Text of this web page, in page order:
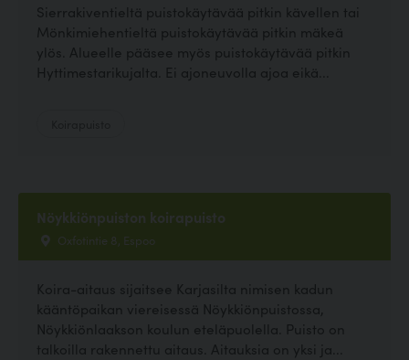
Sierrakiventieltä puistokäytävää pitkin kävellen tai
Mönkimiehentieltä puistokäytävää pitkin mäkeä
ylös. Alueelle pääsee myös puistokäytävää pitkin
Hyttimestarikujalta. Ei ajoneuvolla ajoa eikä...
Nöykkiönpuiston koirapuisto
Oxfotintie 8, Espoo
Koira-aitaus sijaitsee Karjasilta nimisen kadun
kääntöpaikan viereisessä Nöykkiönpuistossa,
Nöykkiönlaakson koulun eteläpuolella. Puisto on
talkoilla rakennettu aitaus. Aitauksia on yksi ja...